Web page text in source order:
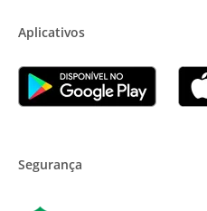
Aplicativos
Segurança